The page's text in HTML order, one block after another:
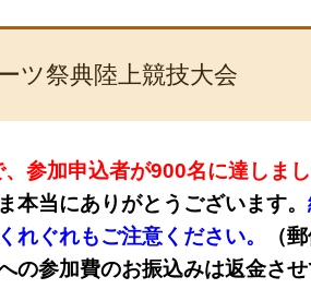
ツ祭典陸上競技大会
参加申込者が900名に達しま
本当にありがとうございます。
れぐれもご注意ください。
（
の参加費のお振込みは返金さ